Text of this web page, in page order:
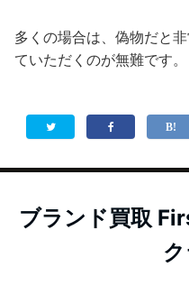
多くの場合は、偽物だと
ていただくのが無難です。
ブランド買取